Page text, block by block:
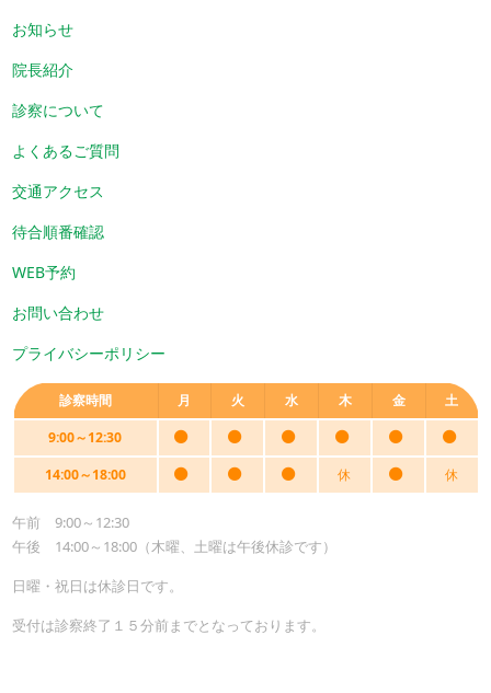
お知らせ
院長紹介
診察について
よくあるご質問
交通アクセス
待合順番確認
WEB予約
お問い合わせ
プライバシーポリシー
診察時間 月 火 水 木 金
土
9:00～12:30
14:00～18:00
休 休
午前 9:00～12:30
午後 14:00～18:00（木曜、土曜は午後休診です）
日曜・祝日は休診日です。
受付は診察終了１５分前までとなっております。